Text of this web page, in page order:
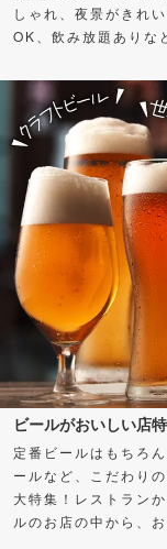
しゃれ、夜景がきれ
OK、飲み放題ありな
ビールがおいしい店
定番ビールはもちろ
ールなど、こだわり
大特集！レストラン
ルのお店の中から、